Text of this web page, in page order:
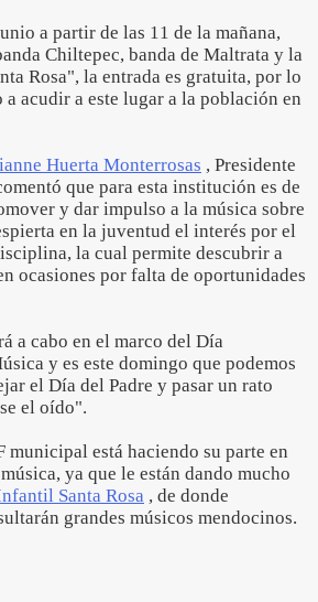
a partir de las 11 de la mañana,
Chiltepec, banda de Maltrata y la
Rosa", la entrada es gratuita, por lo
a acudir a este lugar a la población en
Huerta Monterrosas , Presidente
que para esta institución es de
y dar impulso a la música sobre
en la juventud el interés por el
la cual permite descubrir a
ocasiones por falta de oportunidades
a cabo en el marco del Día
y es este domingo que podemos
el Día del Padre y pasar un rato
el oído".
municipal está haciendo su parte en
ya que le están dando mucho
Santa Rosa , de donde
grandes músicos mendocinos.